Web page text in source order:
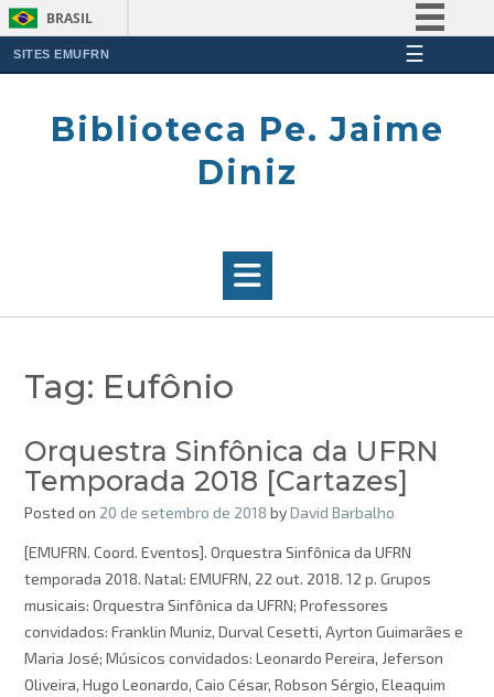
BRASIL
Participe
SITES EMUFRN ☰
Biblioteca Pe. Jaime
Diniz
Tag: Eufônio
Orquestra Sinfônica da UFRN
Temporada 2018 [Cartazes]
Posted on 20 de setembro de 2018 byDavid Barbalho
[EMUFRN. Coord. Eventos]. Orquestra Sinfônica da UFRN
temporada 2018. Natal: EMUFRN, 22 out. 2018. 12 p. Grupos
musicais: Orquestra Sinfônica da UFRN; Professores
convidados: Franklin Muniz, Durval Cesetti, Ayrton Guimarães e
Maria José; Músicos convidados: Leonardo Pereira, Jeferson
Oliveira, Hugo Leonardo, Caio César, Robson Sérgio, Eleaquim